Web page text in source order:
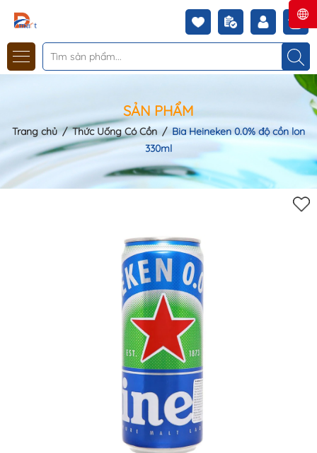
SẢN PHẨM
Trang chủ / Thức Uống Có Cồn / Bia Heineken 0.0% độ cồn lon
330ml